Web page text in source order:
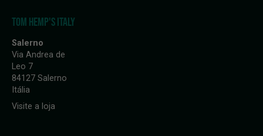
TOM HEMP'S ITALY
Salerno
Via Andrea de
Leo 7
84127 Salerno
Itália
Visite a loja